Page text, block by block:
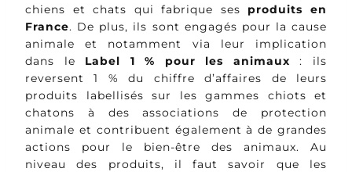
chiens et chats qui fabrique ses produits en
France. De plus, ils sont engagés pour la cause
animale et notamment via leur implication
dans le Label 1 % pour les animaux : ils
reversent 1 % du chiffre d’affaires de leurs
produits labellisés sur les gammes chiots et
chatons à des associations de protection
animale et contribuent également à de grandes
actions pour le bien-être des animaux. Au
niveau des produits, il faut savoir que les